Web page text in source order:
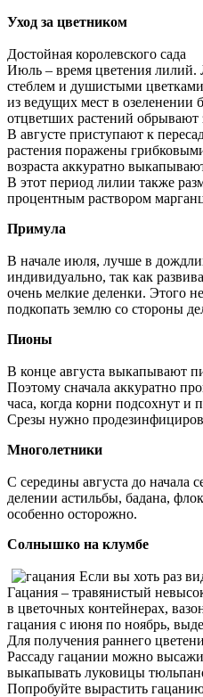
Уход за цветником
Достойная королевского сада
Июль – время цветения лилий.
стеблем и душистыми
из ведущих мест в озеленении
отцветших растений обрывают
В августе приступают к
растения поражены
возраста аккуратно
В этот период лилии также
процентным раствором
Примула
В начале июля, лучше в
индивидуально, так как
очень мелкие деленки. Этого
подкопать землю со стороны
Пионы
В конце августа выкапывают
Поэтому сначала аккуратно
часа, когда корни подсохнут
Срезы нужно
Многолетники
С середины августа до начала
делении астильбы, бадана,
особенно осторожно.
Солнышко на клумбе
Если вы хоть раз
Гацания – травянистый
в цветочных контейнерах,
гацания с июня по ноябрь,
Для получения раннего
Рассаду гацании можно
выкапывать луковицы
Попробуйте вырастить